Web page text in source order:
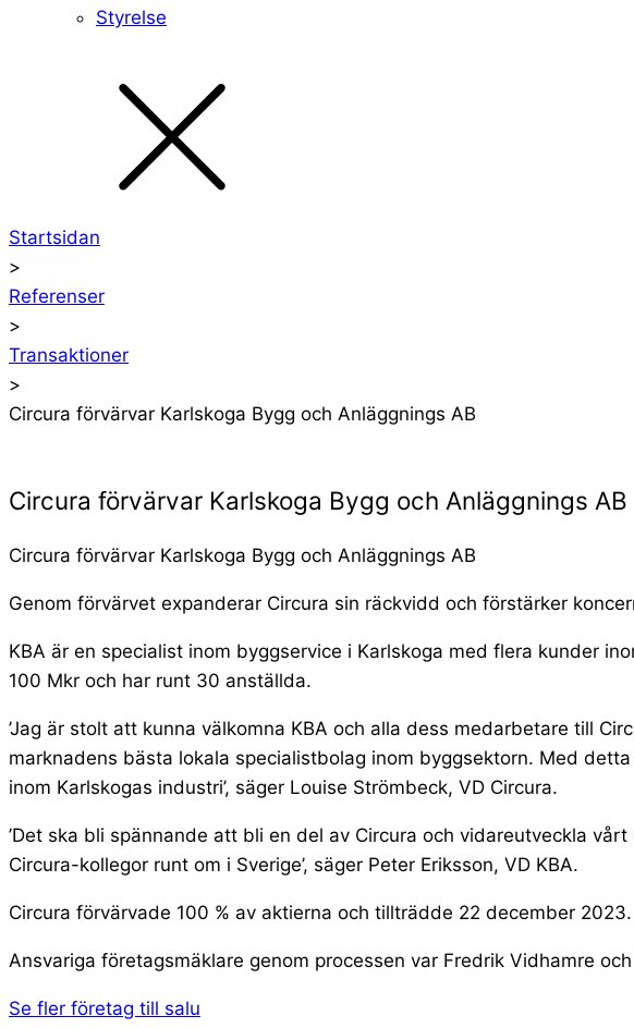
Styrelse
Startsidan
>
Referenser
>
Transaktioner
>
Circura förvärvar Karlskoga Bygg och Anläggnings AB
Circura förvärvar Karlskoga Bygg och Anläggnings AB
Circura förvärvar Karlskoga Bygg och Anläggnings AB
Genom förvärvet expanderar Circura sin räckvidd och förstärker
KBA är en specialist inom byggservice i Karlskoga med flera kunder
100 Mkr och har runt 30 anställda.
’Jag är stolt att kunna välkomna KBA och alla dess medarbetare till
marknadens bästa lokala specialistbolag inom byggsektorn. Med
inom Karlskogas industri’, säger Louise Strömbeck, VD Circura.
’Det ska bli spännande att bli en del av Circura och vidareutveckla
Circura-kollegor runt om i Sverige’, säger Peter Eriksson, VD KBA.
Circura förvärvade 100 % av aktierna och tillträdde 22 december 2023.
Ansvariga företagsmäklare genom processen var Fredrik Vidhamre
Se fler företag till salu